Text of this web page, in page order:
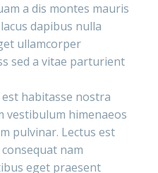
a dis montes mauris
dapibus nulla
ullamcorper
sed a vitae parturient
habitasse nostra
vestibulum himenaeos
pulvinar. Lectus est
nam
eget praesent